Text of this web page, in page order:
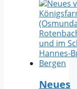
Neues